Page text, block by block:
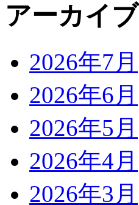
アーカイブ
2026年7月
2026年6月
2026年5月
2026年4月
2026年3月